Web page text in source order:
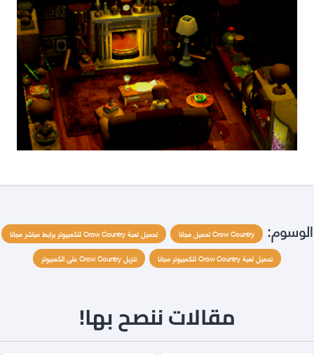
الوسوم: Crow Country تحميل مجانا
تحميل لعبة Crow Country للكمبيوتر برابط مباشر مجانا
تحميل لعبة Crow Country للكمبيوتر مجانا
تنزيل Crow Country على الكمبيوتر
مقالات ننصح بها!